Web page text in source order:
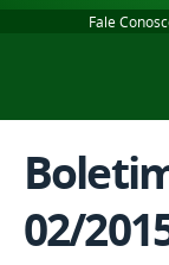
Fale
02/